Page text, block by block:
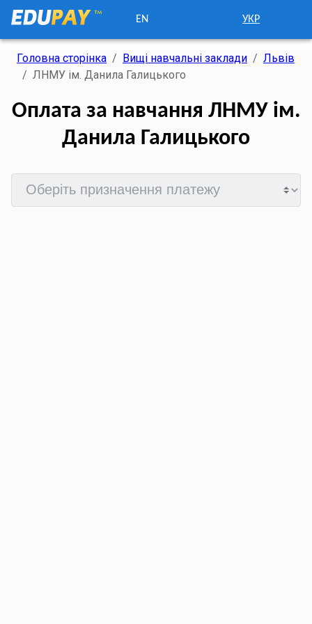
EN УКР
Головна сторінка / Вищі навчальні заклади / Львів
/ ЛНМУ ім. Данила Галицького
Оплата за навчання ЛНМУ ім.
Данила Галицького